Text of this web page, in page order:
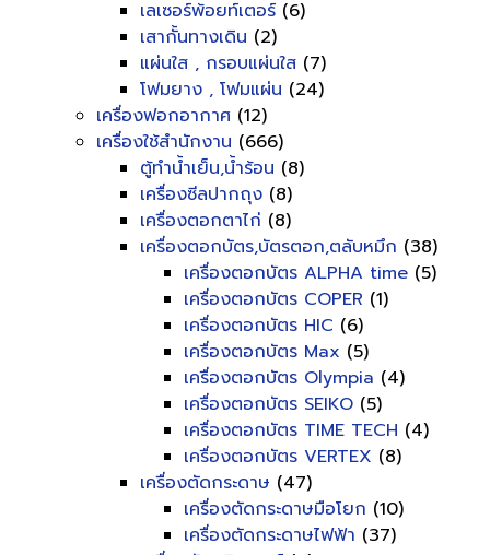
เลเซอร์พ้อยท์เตอร์ (6)
เสากั้นทางเดิน (2)
แผ่นใส , กรอบแผ่นใส (7)
โฟมยาง , โฟมแผ่น (24)
เครื่องฟอกอากาศ (12)
เครื่องใช้สำนักงาน (666)
ตู้ทำน้ำเย็น,น้ำร้อน (8)
เครื่องซีลปากถุง (8)
เครื่องตอกตาไก่ (8)
เครื่องตอกบัตร,บัตรตอก,ตลับหมึก (38)
เครื่องตอกบัตร ALPHA time (5)
เครื่องตอกบัตร COPER (1)
เครื่องตอกบัตร HIC (6)
เครื่องตอกบัตร Max (5)
เครื่องตอกบัตร Olympia (4)
เครื่องตอกบัตร SEIKO (5)
เครื่องตอกบัตร TIME TECH (4)
เครื่องตอกบัตร VERTEX (8)
เครื่องตัดกระดาษ (47)
เครื่องตัดกระดาษมือโยก (10)
เครื่องตัดกระดาษไฟฟ้า (37)